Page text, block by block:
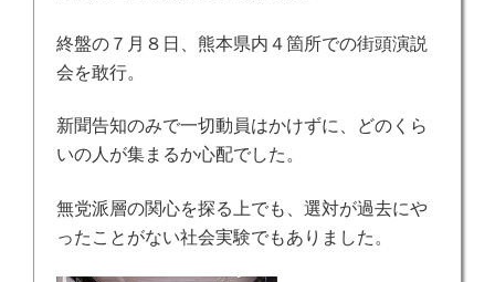
終盤の７月８日、熊本県内４箇所での街頭演説
会を敢行。
新聞告知のみで一切動員はかけずに、どのくら
いの人が集まるか心配でした。
無党派層の関心を探る上でも、選対が過去にや
ったことがない社会実験でもありました。